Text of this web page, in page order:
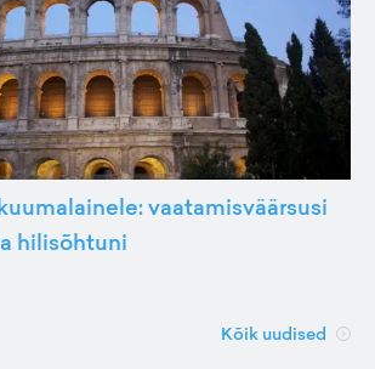
vaatamisväärsusi
hilisõhtuni
Kõik uudised